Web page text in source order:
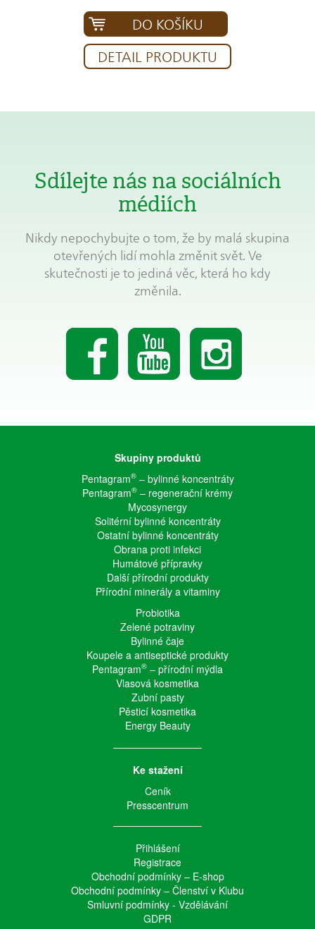
DO KOŠÍKU
DETAIL PRODUKTU
Sdílejte nás na sociálních
médiích
Nikdy nepochybujte o tom, že by malá skupina
otevřených lidí mohla změnit svět. Ve
skutečnosti je to jediná věc, která ho kdy
změnila.
Skupiny produktů
Pentagram®– bylinné koncentráty
Pentagram® – regenerační krémy
Mycosynergy
Solitérní bylinné koncentráty
Ostatní bylinné koncentráty
Obrana proti infekci
Humátové přípravky
Další přírodní produkty
Přírodní minerály a vitaminy
Probiotika
Zelené potraviny
Bylinné čaje
Koupele a antiseptické produkty
Pentagram® – přírodní mýdla
Vlasová kosmetika
Zubní pasty
Pěsticí kosmetika
Energy Beauty
Ke stažení
Ceník
Presscentrum
Přihlášení
Registrace
Obchodní podmínky – E-shop
Obchodní podmínky – Členství v Klubu
Smluvní podmínky - Vzdělávání
GDPR